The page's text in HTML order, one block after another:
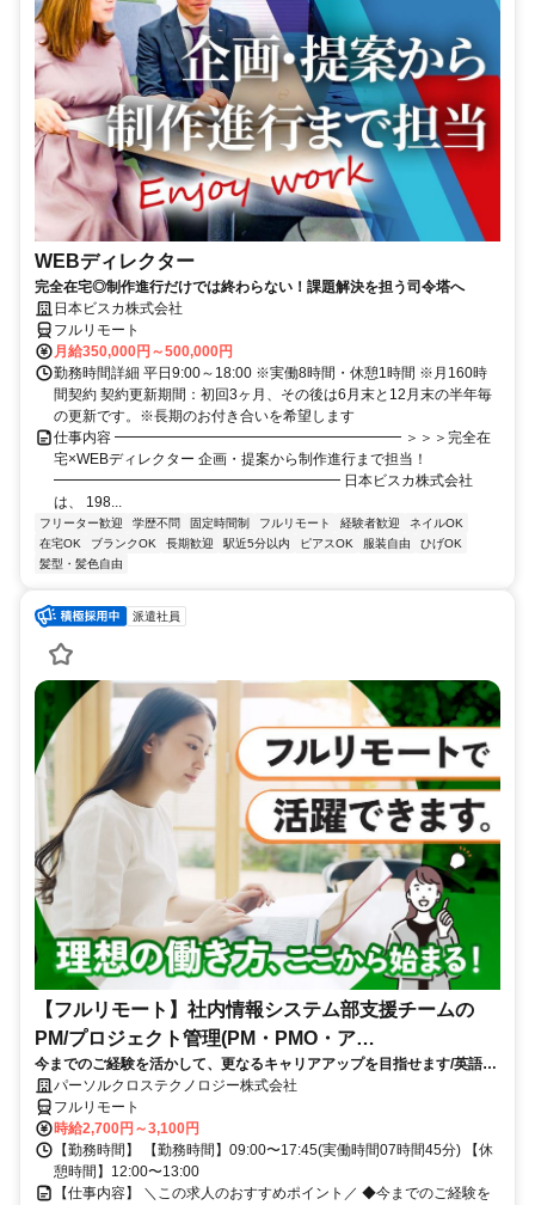
WEBディレクター
完全在宅◎制作進行だけでは終わらない！課題解決を担う司令塔へ
日本ビスカ株式会社
フルリモート
月給350,000円～500,000円
勤務時間詳細 平日9:00～18:00 ※実働8時間・休憩1時間 ※月160時
間契約 契約更新期間：初回3ヶ月、その後は6月末と12月末の半年毎
の更新です。※長期のお付き合いを希望します
仕事内容 ━━━━━━━━━━━━━━━━━━━━ ＞＞＞完全在
宅×WEBディレクター 企画・提案から制作進行まで担当！
━━━━━━━━━━━━━━━━━━━━ 日本ビスカ株式会社
は、 198...
フリーター歓迎 学歴不問 固定時間制 フルリモート 経験者歓迎
ネイルOK
在宅OK
ブランクOK 長期歓迎 駅近5分以内 ピアスOK 服装自由
ひげOK
髪型・髪色自由
派遣社員
【フルリモート】社内情報システム部支援チームの
PM/プロジェクト管理(PM・PMO・ア
シ)_N260774362
今までのご経験を活かして、更なるキャリアアップを目指せます/英語活
かせる/大手通信会社勤務/フルリモートワーク/10月スタート
パーソルクロステクノロジー株式会社
フルリモート
時給2,700円～3,100円
【勤務時間】 【勤務時間】09:00〜17:45(実働時間07時間45分) 【休
憩時間】12:00〜13:00
【仕事内容】 ＼この求人のおすすめポイント／ ◆今までのご経験を